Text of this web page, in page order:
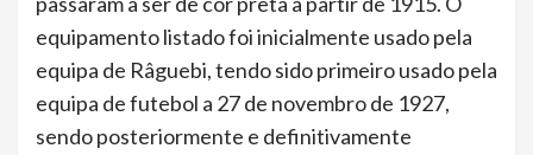
equipamento listado foi inicialmente usado pela
equipa de Râguebi, tendo sido primeiro usado pela
equipa de futebol a 27 de novembro de 1927,
sendo posteriormente e definitivamente